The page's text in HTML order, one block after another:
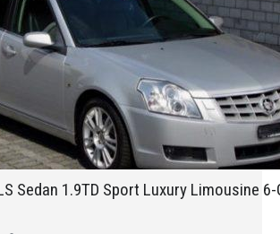
Sedan 1.9TD Sport Luxury Limousine